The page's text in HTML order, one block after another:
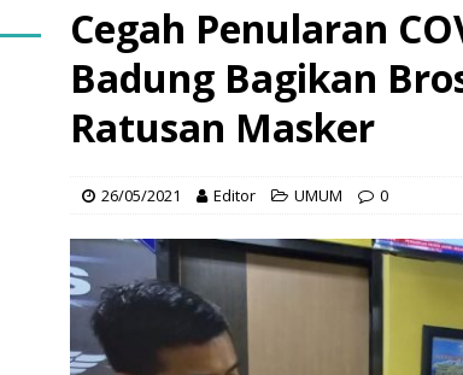
Cegah Penularan
Badung Bagikan
Ratusan Masker
26/05/2021 Editor UMUM 0